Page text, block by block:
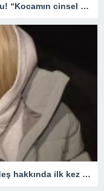
Esra Ezmeci soru karşısında şoke oldu! “Kocamın cinsel organı küçük tuzlu suyla…”
Hadise sessizliğini bozdu! Ebru Gündeş hakkında ilk kez konuştu